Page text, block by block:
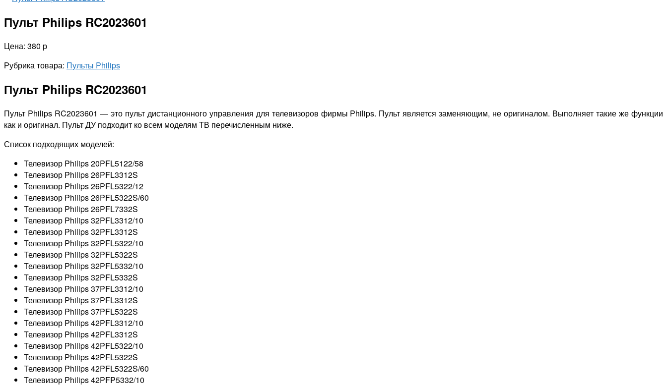
Пульт Philips RC2023601
Цена: 380 р
Рубрика товара: Пульты Philips
Пульт Philips RC2023601
Пульт Philips RC2023601 — это пульт дистанционного управления для телевизоров фирмы Philips. Пульт является заменяющим, не оригиналом. Выполняет такие же функции
как и оригинал. Пульт ДУ подходит ко всем моделям ТВ перечисленным ниже.
Список подходящих моделей:
Телевизор Philips 20PFL5122/58
Телевизор Philips 26PFL3312S
Телевизор Philips 26PFL5322/12
Телевизор Philips 26PFL5322S/60
Телевизор Philips 26PFL7332S
Телевизор Philips 32PFL3312/10
Телевизор Philips 32PFL3312S
Телевизор Philips 32PFL5322/10
Телевизор Philips 32PFL5322S
Телевизор Philips 32PFL5332/10
Телевизор Philips 32PFL5332S
Телевизор Philips 37PFL3312/10
Телевизор Philips 37PFL3312S
Телевизор Philips 37PFL5322S
Телевизор Philips 42PFL3312/10
Телевизор Philips 42PFL3312S
Телевизор Philips 42PFL5322/10
Телевизор Philips 42PFL5322S
Телевизор Philips 42PFL5322S/60
Телевизор Philips 42PFP5332/10